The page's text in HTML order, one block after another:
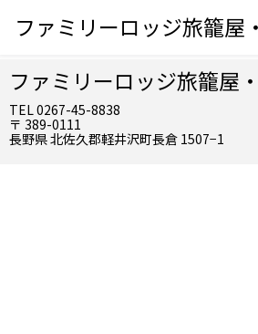
ファミリーロッジ旅籠屋
ファミリーロッジ旅籠屋
TEL 0267-45-8838
〒 389-0111
長野県 北佐久郡軽井沢町長倉 1507−1